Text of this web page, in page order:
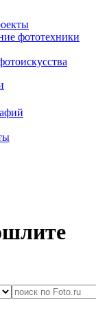
фототехники